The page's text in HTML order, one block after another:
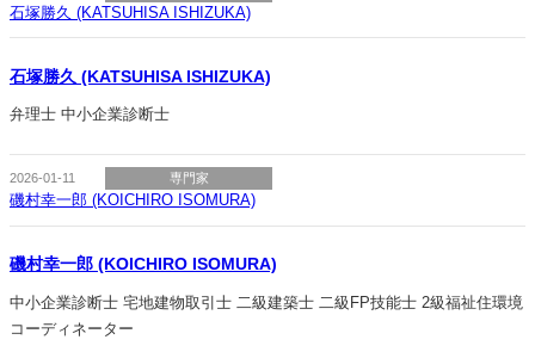
石塚勝久 (KATSUHISA ISHIZUKA)
石塚勝久 (KATSUHISA ISHIZUKA)
弁理士 中小企業診断士
2026-01-11 専門家
磯村幸一郎 (KOICHIRO ISOMURA)
磯村幸一郎 (KOICHIRO ISOMURA)
中小企業診断士 宅地建物取引士 二級建築士 二級FP技能士 2級福祉住環境
コーディネーター